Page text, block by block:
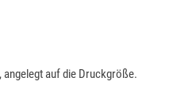
auf die Druckgröße.